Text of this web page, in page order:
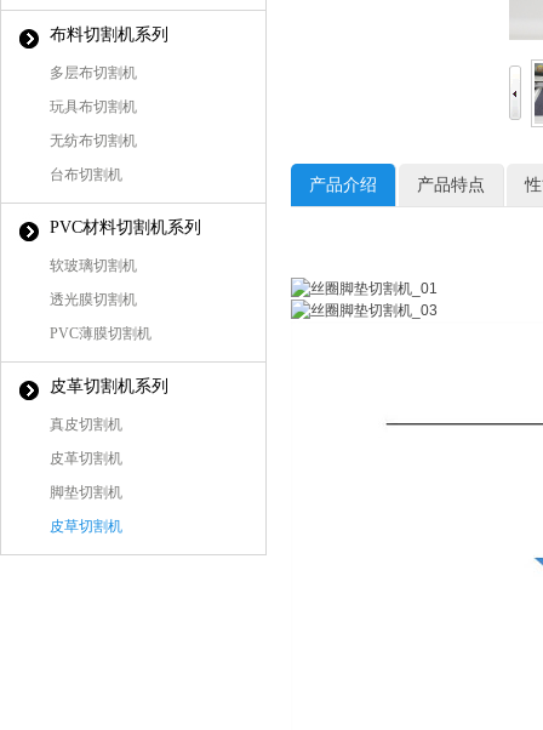
布料切割机系列
多层布切割机
玩具布切割机
无纺布切割机
台布切割机
PVC材料切割机系列
软玻璃切割机
透光膜切割机
PVC薄膜切割机
皮革切割机系列
真皮切割机
皮革切割机
脚垫切割机
皮草切割机
产品介绍 产品特点